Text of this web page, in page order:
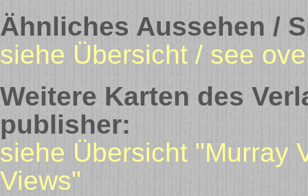
Ähnliches Aussehen /
siehe Übersicht / see
Weitere Karten des
publisher:
siehe Übersicht "Murray
Views"